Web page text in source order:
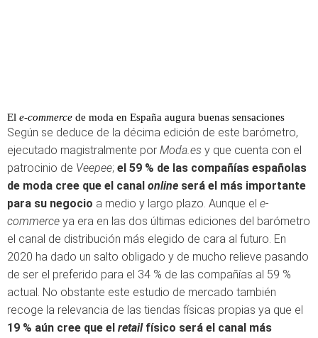
El e-commerce de moda en España augura buenas sensaciones
Según se deduce de la décima edición de este barómetro,
ejecutado magistralmente por Moda.es y que cuenta con el
patrocinio de Veepee; el 59 % de las compañías españolas
de moda cree que el canal online será el más importante
para su negocio a medio y largo plazo. Aunque el e-
commerce ya era en las dos últimas ediciones del barómetro
el canal de distribución más elegido de cara al futuro. En
2020 ha dado un salto obligado y de mucho relieve pasando
de ser el preferido para el 34 % de las compañías al 59 %
actual. No obstante este estudio de mercado también
recoge la relevancia de las tiendas físicas propias ya que el
19 % aún cree que el retailfísico será el canal más